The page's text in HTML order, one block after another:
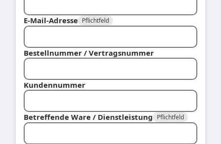
E-Mail-Adresse Pflichtfeld
Bestellnummer / Vertragsnummer
Kundennummer
Betreffende Ware / Dienstleistung Pflichtfeld